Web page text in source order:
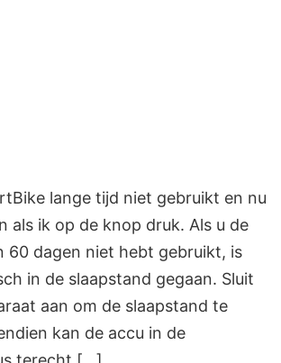
lange tijd niet gebruikt en nu
als ik op de knop druk. Als u de
60 dagen niet hebt gebruikt, is
in de slaapstand gegaan. Sluit
aan om de slaapstand te
kan de accu in de